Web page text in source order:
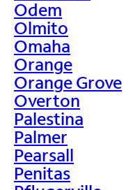
Odem
Olmito
Omaha
Orange
Orange Grove
Overton
Palestina
Palmer
Pearsall
Penitas